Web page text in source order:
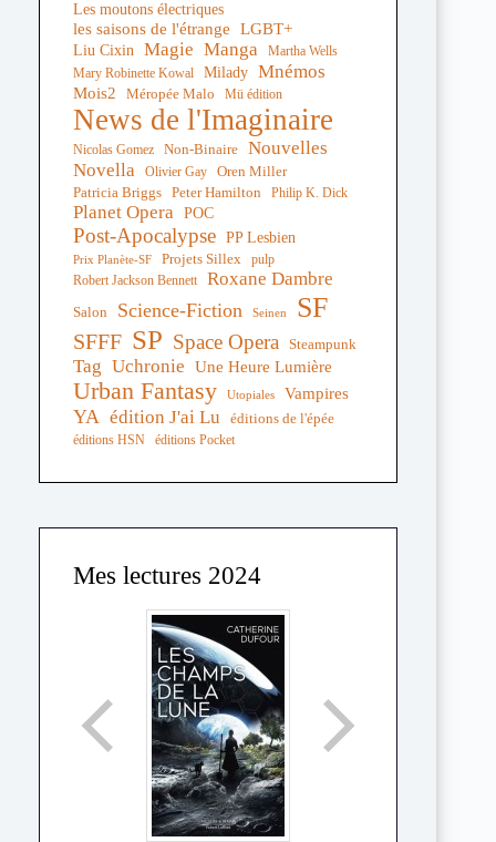
Les moutons électriques
les saisons de l'étrange LGBT+
Liu Cixin Magie Manga
Martha Wells
Mary Robinette Kowal
Milady Mnémos
Mois2 Méropée Malo Mü édition
News de l'Imaginaire
Nicolas Gomez Non-Binaire Nouvelles
Novella
Olivier Gay Oren Miller
Patricia Briggs Peter Hamilton Philip K. Dick
Planet Opera POC
Post-Apocalypse PP Lesbien
Prix Planète-SF Projets Sillex
pulp
Robert Jackson Bennett
Roxane Dambre
Salon Science-Fiction Seinen SF
SFFF SP Space Opera Steampunk
Tag Uchronie Une Heure Lumière
Urban Fantasy Utopiales Vampires
YA édition J'ai Lu éditions de l'épée
éditions HSN éditions Pocket
Mes lectures 2024